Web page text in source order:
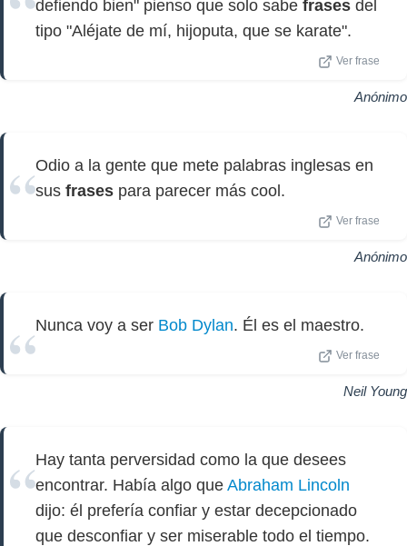
defiendo bien" pienso que solo sabe frases del
tipo "Aléjate de mí, hijoputa, que se karate".
Ver frase
Anónimo
Odio a la gente que mete palabras inglesas en
sus frases para parecer más cool.
Ver frase
Anónimo
Nunca voy a ser Bob Dylan. Él es el maestro.
Ver frase
Neil Young
Hay tanta perversidad como la que desees
encontrar. Había algo que Abraham Lincoln
dijo: él prefería confiar y estar decepcionado
que desconfiar y ser miserable todo el tiempo.